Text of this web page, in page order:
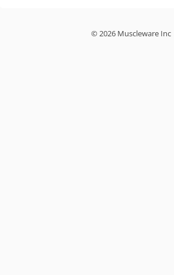
© 2026 Muscleware Inc